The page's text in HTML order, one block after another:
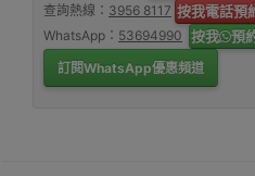
查詢熱線： 3956 8117 按我電話預
WhatsApp： 53694990 按我 預
訂閱WhatsApp優惠頻道